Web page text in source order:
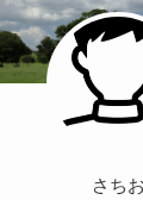
さちお